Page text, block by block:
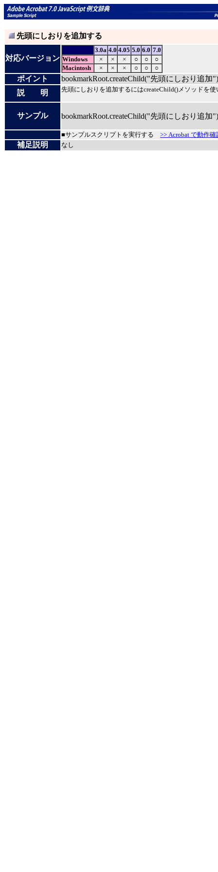
先頭にしおりを追加する
対応バージョン
3.0a 4.0 4.05 5.0 6.0 7.0
Windows
× × × ○ ○
○
Macintosh
× × × ○ ○ ○
ポイント
bookmarkRoot.createChild("先頭にしおり追加
説 明
先頭にしおりを追加するにはcreateChild()メソッドを使
サンプル bookmarkRoot.createChild("先頭にしおり追加
■サンプルスクリプトを実行する >> Acrobat で動作確
補足説明 なし